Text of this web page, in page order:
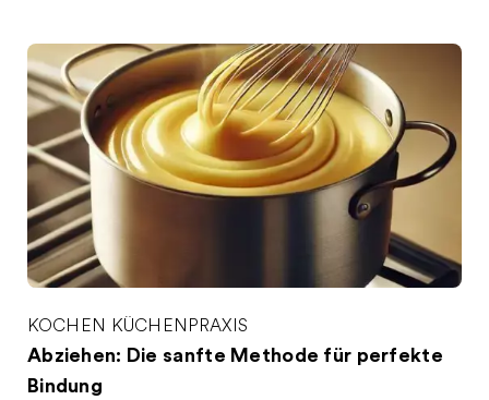
KOCHEN KÜCHENPRAXIS
Abziehen: Die sanfte Methode für perfekte
Bindung